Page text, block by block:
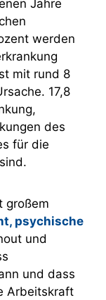
Jahre
werden
mit rund 8
17,8
des
für die
großem
psychische
und
und dass
Arbeitskraft